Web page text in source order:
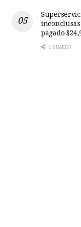
pagado
0 SHARES